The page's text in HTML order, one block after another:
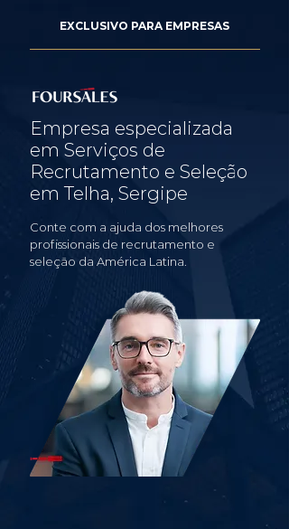
EXCLUSIVO PARA EMPRESAS
Empresa especializada
em Serviços de
Recrutamento e Seleção
em Telha, Sergipe
Conte com a ajuda dos melhores
profissionais de recrutamento e
seleção da América Latina.